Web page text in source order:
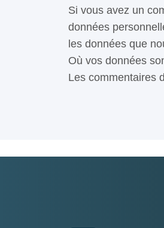
Si vous avez un
données
les données que
Où vos données
Les commentaires